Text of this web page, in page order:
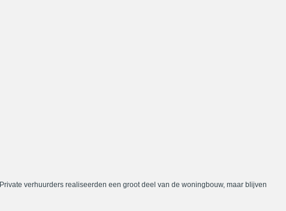
Private verhuurders realiseerden een groot deel van de woningbouw, maar blijven